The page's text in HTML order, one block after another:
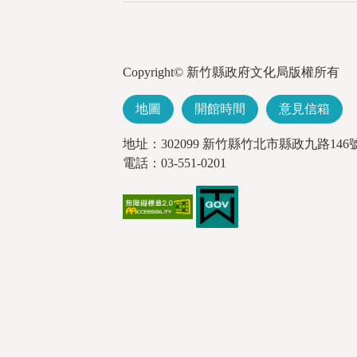
Copyright© 新竹縣政府文化局版權所有
地圖 開館時間 意見信箱
地址：302099 新竹縣竹北市縣政九路146
電話：03-551-0201